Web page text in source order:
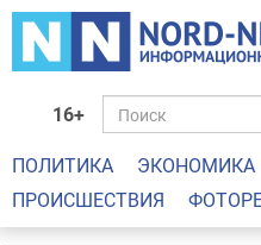
16+
ПОЛИТИКА ЭКОНОМИКА
ПРОИСШЕСТВИЯ